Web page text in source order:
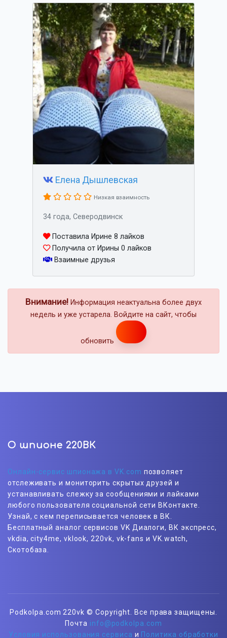
Елена Дышлевская
Низкая взаимность
34 года, Северодвинск
Поставила Ирине 8 лайков
Получила от Ирины 0 лайков
Взаимные друзья
Внимание! Информация неактуальна более двух
недель и уже устарела. Войдите на сайт, чтобы
обновить
О шпионе 220ВК
Онлайн-сервис шпионажа в VK.com позволяет
отслеживать и мониторить скрытых друзей и
устанавливать слежку за сообщениями и лайками
любого пользователя социальной сети ВКонтакте.
Узнай, с кем переписывается человек в ВК.
Бесплатный аналог сервисов VK Диалоги, ВК экспресс,
vkdia, city4me, vklook, 220vk, vk-fans и VK.watch,
Скотобаза.
Podkolpa.com 220vk © Copyright. Все права защищены.
Почта info@podkolpa.com
Условия использования сервиса и Политика обработки